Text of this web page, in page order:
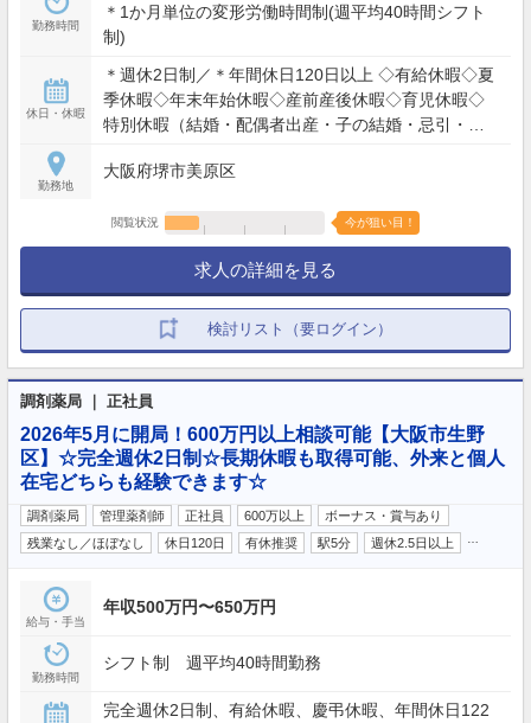
勤務時間
＊1か月単位の変形労働時間制(週平均40時間シフト
制)
休日・休暇
＊週休2日制／＊年間休日120日以上 ◇有給休暇◇夏
季休暇◇年末年始休暇◇産前産後休暇◇育児休暇◇
特別休暇（結婚・配偶者出産・子の結婚・忌引・災
勤務地
大阪府堺市美原区
閲覧状況 今が狙い目！
求人の詳細を見る
検討リスト（要ログイン）
調剤薬局 ｜ 正社員
2026年5月に開局！600万円以上相談可能【大阪市生野
区】☆完全週休2日制☆長期休暇も取得可能、外来と個人
在宅どちらも経験できます☆
調剤薬局 管理薬剤師 正社員 600万以上
ボーナス・賞与あり
残業なし／ほぼなし
休日120日 有休推奨 駅5分 週休2.5日以上
給与・手当
年収500万円〜650万円
勤務時間
シフト制 週平均40時間勤務
完全週休2日制、有給休暇、慶弔休暇、年間休日122